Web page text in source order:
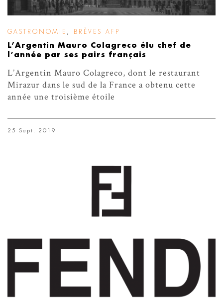
GASTRONOMIE BRÈVES AFP
L’Argentin Mauro Colagreco élu chef de
l’année par ses pairs français
L’Argentin Mauro Colagreco, dont le restaurant
Mirazur dans le sud de la France a obtenu cette
année une troisième étoile
25 Sept. 2019